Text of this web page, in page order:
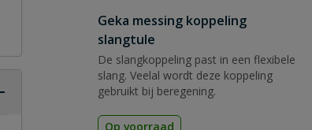
Geka messing koppeling
slangtule
De slangkoppeling past in een flexibele
slang. Veelal wordt deze koppeling
gebruikt bij beregening.
Op voorraad